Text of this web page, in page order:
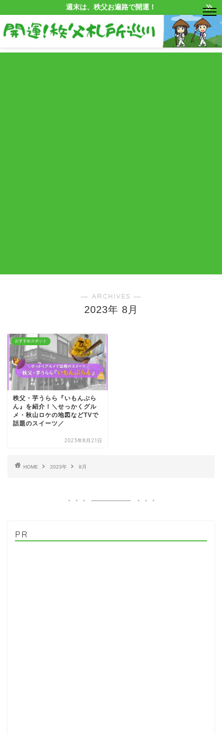
週末は、秩父お遍路で開運！
― ARCHIVES ―
2023年 8月
おすすめスポット
秩父・芋うらら『いもんぶら
ん』を紹介！＼せっかくグル
メ・秋山ロケの地図などTVで
話題のスイーツ／
2023年8月21日
HOME 2023年 8月
PR